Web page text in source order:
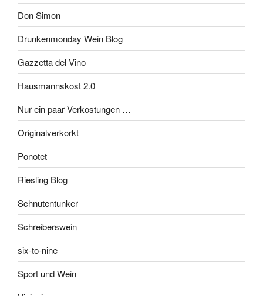
Don Simon
Drunkenmonday Wein Blog
Gazzetta del Vino
Hausmannskost 2.0
Nur ein paar Verkostungen …
Originalverkorkt
Ponotet
Riesling Blog
Schnutentunker
Schreiberswein
six-to-nine
Sport und Wein